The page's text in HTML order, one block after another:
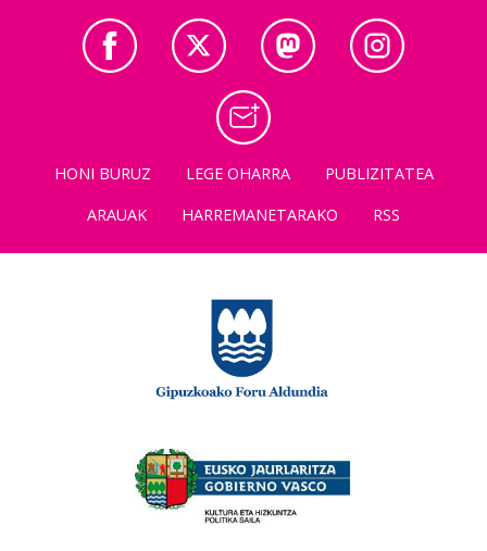
HONI BURUZ LEGE OHARRA
PUBLIZITATEA
ARAUAK
HARREMANETARAKO RSS